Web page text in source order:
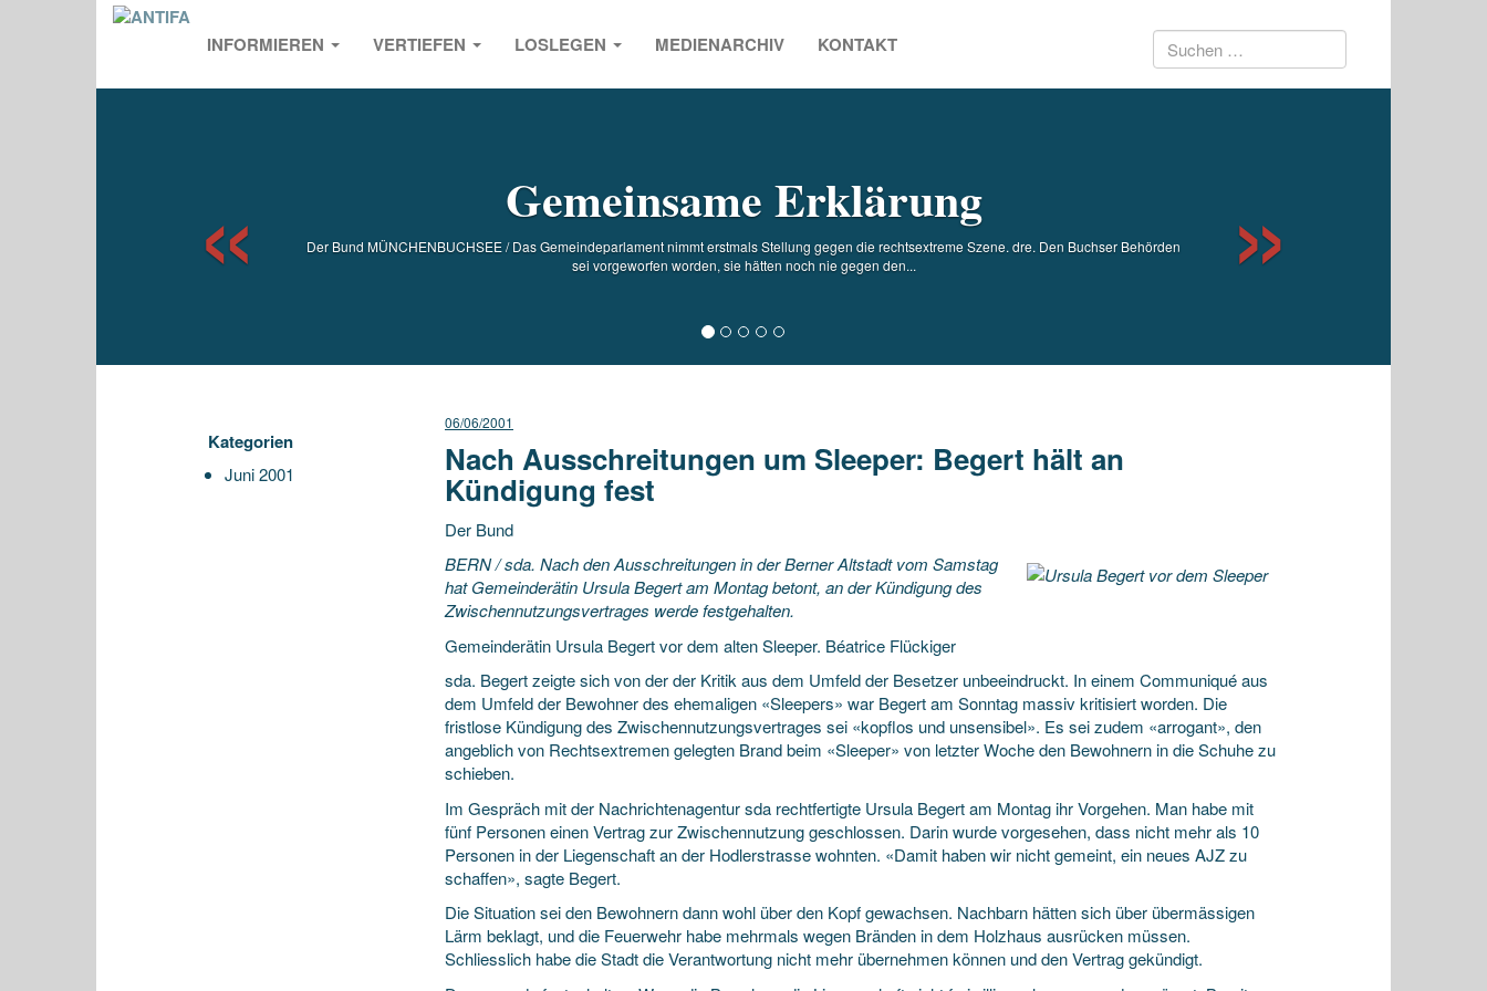
INFORMIEREN VERTIEFEN LOSLEGEN MEDIENARCHIV KONTAKT Suchen
Gemeinsame Erklärung
Der Bund MÜNCHENBUCHSEE / Das Gemeindeparlament nimmt erstmals Stellung gegen die rechtsextreme Szene. dre. Den Buchser Behörden
sei vorgeworfen worden, sie hätten noch nie gegen den...
Kategorien
Juni 2001
06/06/2001
Nach Ausschreitungen um Sleeper: Begert hält an
Kündigung fest
Der Bund
BERN/ sda. Nach den Ausschreitungen in der Berner Altstadt vom Samstag
hat Gemeinderätin Ursula Begert am Montag betont, an der Kündigung des
Zwischennutzungsvertrages werde festgehalten.
Gemeinderätin Ursula Begert vor dem alten Sleeper. Béatrice Flückiger
sda. Begert zeigte sich von der der Kritik aus dem Umfeld der Besetzer unbeeindruckt. In einem Communiqué aus
dem Umfeld der Bewohner des ehemaligen «Sleepers» war Begert am Sonntag massiv kritisiert worden. Die
fristlose Kündigung des Zwischennutzungsvertrages sei «kopflos und unsensibel». Es sei zudem «arrogant», den
angeblich von Rechtsextremen gelegten Brand beim «Sleeper» von letzter Woche den Bewohnern in die Schuhe zu
schieben.
Im Gespräch mit der Nachrichtenagentur sda rechtfertigte Ursula Begert am Montag ihr Vorgehen. Man habe mit
fünf Personen einen Vertrag zur Zwischennutzung geschlossen. Darin wurde vorgesehen, dass nicht mehr als 10
Personen in der Liegenschaft an der Hodlerstrasse wohnten. «Damit haben wir nicht gemeint, ein neues AJZ zu
schaffen», sagte Begert.
Die Situation sei den Bewohnern dann wohl über den Kopf gewachsen. Nachbarn hätten sich über übermässigen
Lärm beklagt, und die Feuerwehr habe mehrmals wegen Bränden in dem Holzhaus ausrücken müssen.
Schliesslich habe die Stadt die Verantwortung nicht mehr übernehmen können und den Vertrag gekündigt.